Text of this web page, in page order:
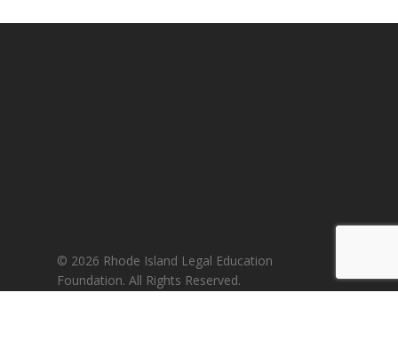
© 2026 Rhode Island Legal Education
Foundation. All Rights Reserved.